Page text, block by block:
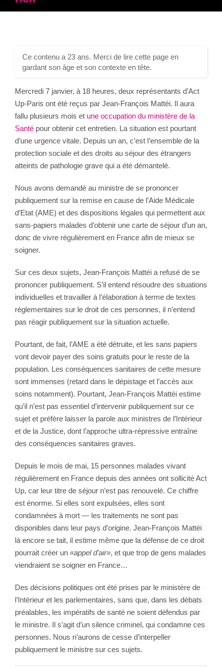
Ce contenu a 23 ans. Merci de lire cette page en
gardant son âge et son contexte en tête.
Mercredi 7 janvier, à 18 heures, deux représentants d’Act
Up-Paris ont été reçus par Jean-François Mattéi. Il aura
fallu plusieurs mois et une occupation du ministère de la
Santé pour obtenir cet entretien. La situation est pourtant
d’une urgence vitale. Depuis un an, c’est l’ensemble de la
protection sociale et des droits au séjour des étrangers
atteints de pathologie grave qui a été démantelé.
Nous avons demandé au ministre de se prononcer
publiquement sur la remise en cause de l’Aide Médicale
d’Etat (AME) et des dispositions légales qui permettent aux
sans-papiers malades d’obtenir une carte de séjour d’un an,
donc de vivre régulièrement en France afin de mieux se
soigner.
Sur ces deux sujets, Jean-François Mattéi a refusé de se
prononcer publiquement. S’il entend résoudre des situations
individuelles et travailler à l’élaboration à terme de textes
réglementaires sur le droit de ces personnes, il n’entend
pas réagir publiquement sur la situation actuelle.
Pourtant, de fait, l’AME a été détruite, et les sans papiers
vont devoir payer des soins gratuits pour le reste de la
population. Les conséquences sanitaires de cette mesure
sont immenses (retard dans le dépistage et l’accès aux
soins notamment). Pourtant, Jean-François Mattéi estime
qu’il n’est pas essentiel d’intervenir publiquement sur ce
sujet et préfère laisser la parole aux ministres de l’Intérieur
et de la Justice, dont l’approche ultra-répressive entraîne
des conséquences sanitaires graves.
Depuis le mois de mai, 15 personnes malades vivant
régulièrement en France depuis des années ont sollicité Act
Up, car leur titre de séjour n’est pas renouvelé. Ce chiffre
est énorme. Si elles sont expulsées, elles sont
condamnées à mort — les traitements ne sont pas
disponibles dans leur pays d’origine. Jean-François Mattéi
là encore se tait, il estime même que la défense de ce droit
pourrait créer un «appel d’air», et que trop de gens malades
viendraient se soigner en France…
Des décisions politiques ont été prises par le ministère de
l’Intérieur et les parlementaires, sans que, dans les débats
préalables, les impératifs de santé ne soient défendus par
le ministre. Il s’agit d’un silence criminel, qui condamne ces
personnes. Nous n’aurons de cesse d’interpeller
publiquement le ministre sur ces sujets.